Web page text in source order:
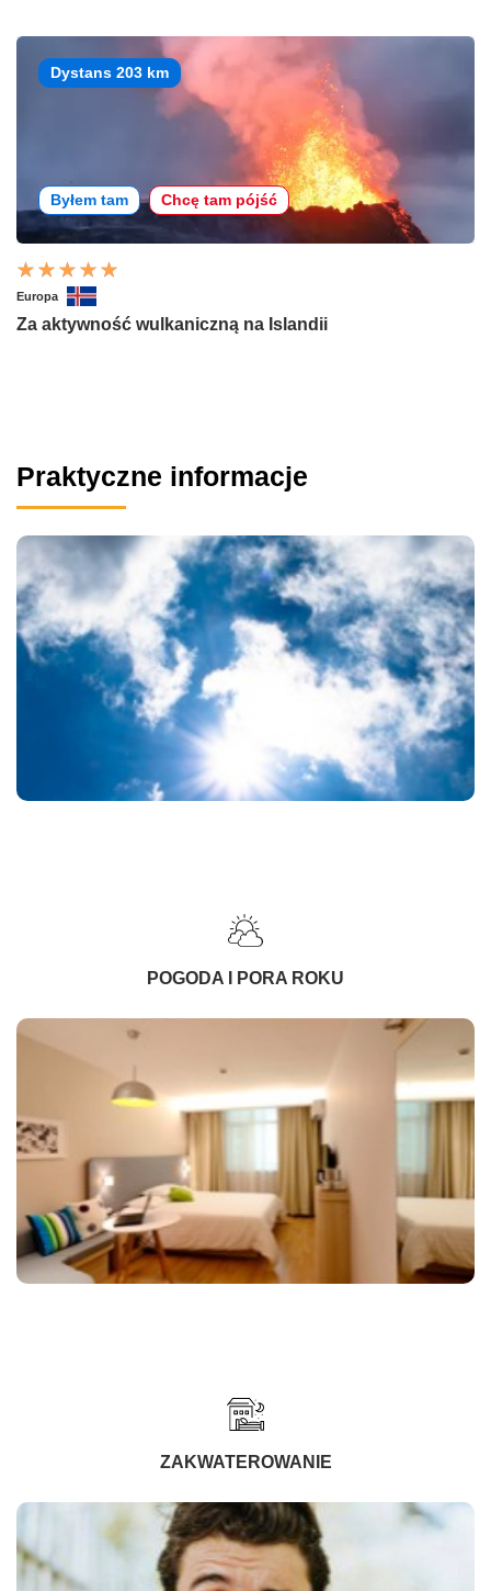
Dystans 203 km
Byłem tam Chcę tam pójść
Europa
Za aktywność wulkaniczną na Islandii
Praktyczne informacje
POGODA I PORA ROKU
ZAKWATEROWANIE